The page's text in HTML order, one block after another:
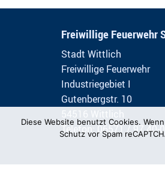
Freiwillige Feuerwehr
Stadt Wittlich
Freiwillige Feuerwehr
Industriegebiet I
Gutenbergstr. 10
Telefon: 06571 / 97 40-0
Diese Website benutzt Cookies.
Schutz vor Spam